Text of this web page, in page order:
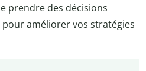
prendre des décisions
améliorer vos stratégies